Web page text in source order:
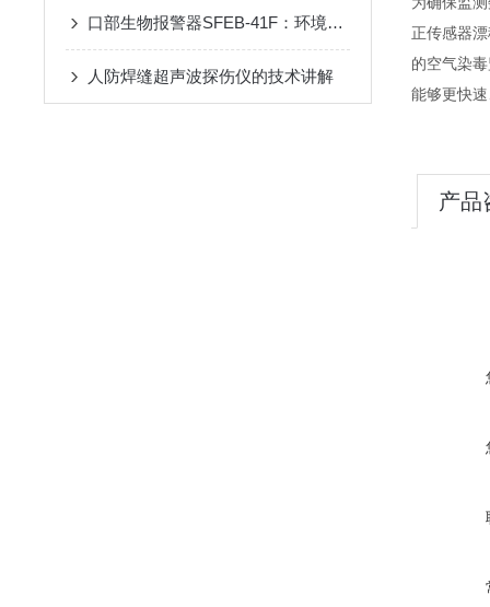
口部生物报警器SFEB-41F：环境生物因素变化的守护者
人防焊缝超声波探伤仪的技术讲解
正传感器
的空气染
能够更快
产品